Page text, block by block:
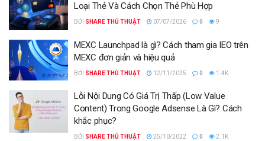
Loại Thẻ Và Cách Chọn Thẻ Phù Hợp
BỞI SHARE THỦ THUẬT 07/07/2026 0 9
MEXC Launchpad là gì? Cách tham gia IEO trên
MEXC đơn giản và hiệu quả
BỞI SHARE THỦ THUẬT 12/11/2025 0 1.4K
Lỗi Nội Dung Có Giá Trị Thấp (Low Value
Content) Trong Google Adsense Là Gì? Cách
khắc phục?
BỞI SHARE THỦ THUẬT 25/10/2022 0 2.1K